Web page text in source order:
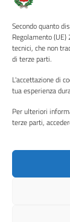
Secondo quanto
Regolamento
tecnici, che non
di terze parti.
L'accettazione di
tua esperienza
Per ulteriori
terze parti,
Albo pretorio
Informativa
Note legali
Piano di